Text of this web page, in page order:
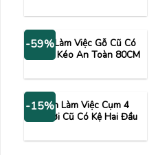
-59%
Bàn Làm Việc Gỗ Cũ Có
Ngăn Kéo An Toàn 80CM
-15%Bàn Làm Việc Cụm 4
Người Cũ Có Kệ Hai Đầu